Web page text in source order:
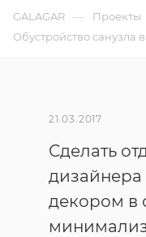
GALAGAR — Проекты
Обустройство санузла
21.03.2017
Сделать
декором в